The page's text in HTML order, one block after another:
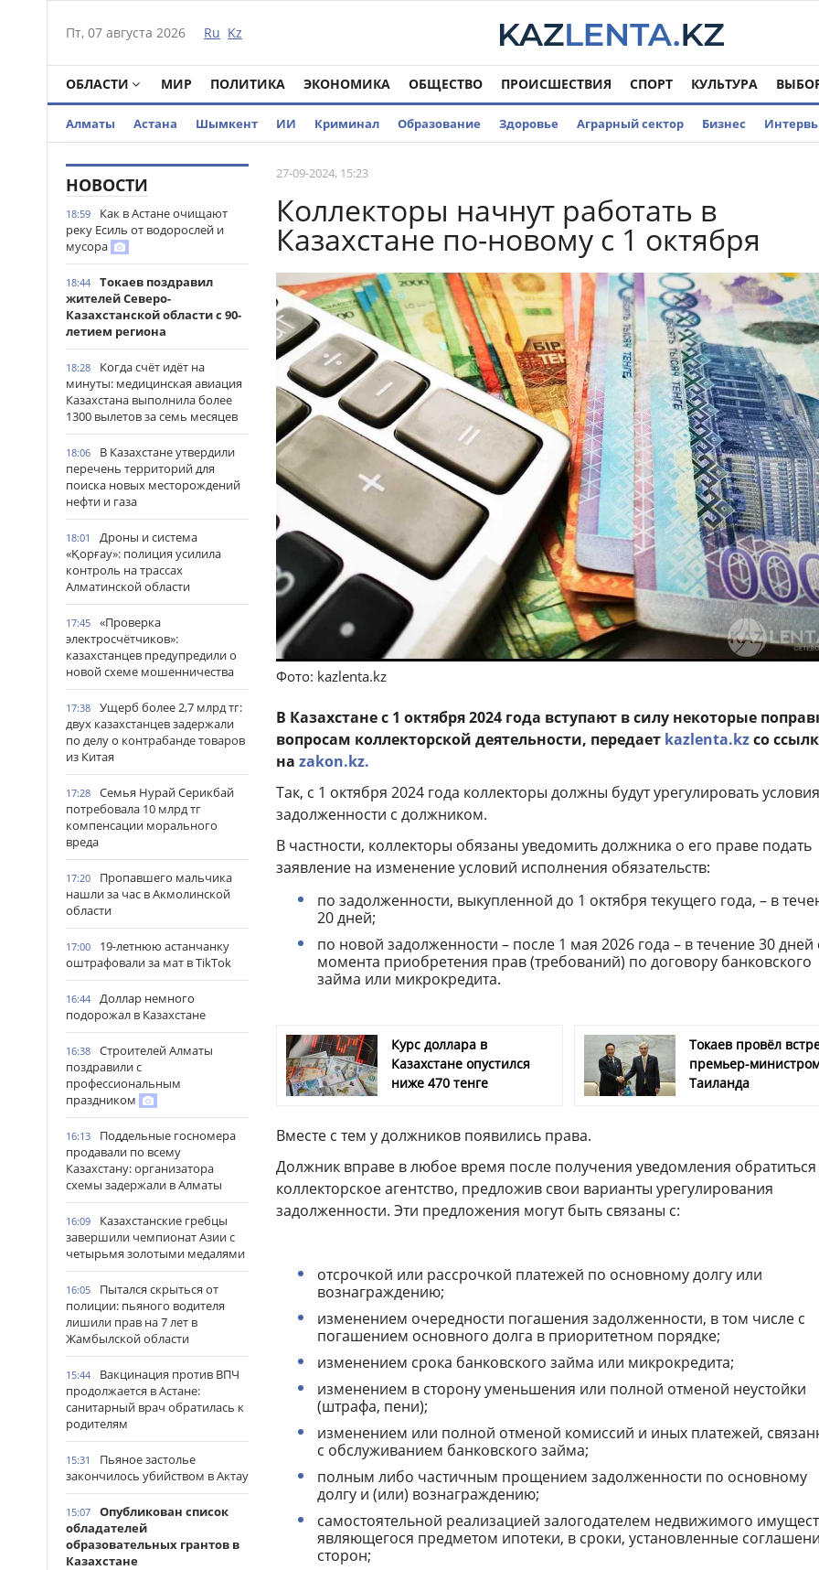
Пт, 07 августа 2026 Ru Kz
ОБЛАСТИ МИР ПОЛИТИКА ЭКОНОМИКА ОБЩЕСТВО ПРОИСШЕСТВИЯ СПОРТ КУЛЬТУРА
Алматы Астана Шымкент ИИ Криминал Образование Здоровье Аграрный сектор Бизнес
НОВОСТИ
18:59
Как в Астане очищают
реку Есиль от водорослей и
мусора
18:44
Токаев поздравил
жителей Северо-
Казахстанской области с 90-
летием региона
18:28
Когда счёт идёт на
минуты: медицинская авиация
Казахстана выполнила более
1300 вылетов за семь месяцев
18:06
В Казахстане утвердили
перечень территорий для
поиска новых месторождений
нефти и газа
18:01
Дроны и система
«Қорғау»: полиция усилила
контроль на трассах
Алматинской области
17:45
«Проверка
электросчётчиков»:
казахстанцев предупредили о
новой схеме мошенничества
17:38
Ущерб более 2,7 млрд тг:
двух казахстанцев задержали
по делу о контрабанде товаров
из Китая
17:28
Семья Нурай Серикбай
потребовала 10 млрд тг
компенсации морального
вреда
17:20
Пропавшего мальчика
нашли за час в Акмолинской
области
17:00
19-летнюю астанчанку
оштрафовали за мат в TikTok
16:44
Доллар немного
подорожал в Казахстане
16:38
Строителей Алматы
поздравили с
профессиональным
праздником
16:13
Поддельные госномера
продавали по всему
Казахстану: организатора
схемы задержали в Алматы
16:09
Казахстанские гребцы
завершили чемпионат Азии с
четырьмя золотыми медалями
16:05
Пытался скрыться от
полиции: пьяного водителя
лишили прав на 7 лет в
Жамбылской области
15:44
Вакцинация против ВПЧ
продолжается в Астане:
санитарный врач обратилась к
родителям
15:31
Пьяное застолье
закончилось убийством в Актау
15:07
Опубликован список
обладателей
образовательных грантов в
Казахстане
27-09-2024, 15:23
Коллекторы начнут работать в
Казахстане по-новому с 1 октября
Фото: kazlenta.kz
В Казахстане с 1 октября 2024 года вступают в силу некоторые
вопросам коллекторской деятельности, передает kazlenta.kzсо
на zakon.kz.
Так, с 1 октября 2024 года коллекторы должны будут урегулировать условия
задолженности с должником.
В частности, коллекторы обязаны уведомить должника о его праве подать
заявление на изменение условий исполнения обязательств:
по задолженности, выкупленной до 1 октября текущего года, – в
20 дней;
по новой задолженности – после 1 мая 2026 года – в течение 30 дней
момента приобретения прав (требований) по договору банковского
займа или микрокредита.
Курс доллара в
Казахстане опустился
ниже 470 тенге
Токаев провёл
премьер-
Таиланда
Вместе с тем у должников появились права.
Должник вправе в любое время после получения уведомления обратиться
коллекторское агентство, предложив свои варианты урегулирования
задолженности. Эти предложения могут быть связаны с:
отсрочкой или рассрочкой платежей по основному долгу или
вознаграждению;
изменением очередности погашения задолженности, в том числе с
погашением основного долга в приоритетном порядке;
изменением срока банковского займа или микрокредита;
изменением в сторону уменьшения или полной отменой неустойки
(штрафа, пени);
изменением или полной отменой комиссий и иных платежей,
с обслуживанием банковского займа;
полным либо частичным прощением задолженности по основному
долгу и (или) вознаграждению;
самостоятельной реализацией залогодателем недвижимого
являющегося предметом ипотеки, в сроки, установленные
сторон;